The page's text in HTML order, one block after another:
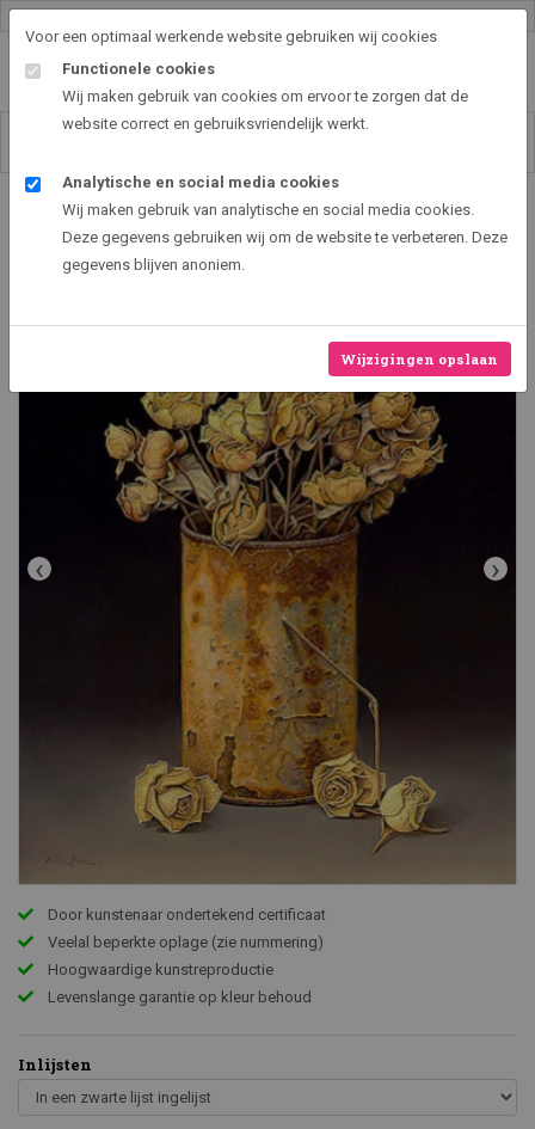
Voor een optimaal werkende website gebruiken wij cookies
Functionele cookies
Wij maken gebruik van cookies om ervoor te zorgen dat de
website correct en gebruiksvriendelijk werkt.
Analytische en social media cookies
Wij maken gebruik van analytische en social media cookies.
Deze gegevens gebruiken wij om de website te verbeteren. Deze
gegevens blijven anoniem.
Wijzigingen opslaan
Art2EXPO GallerySHOP - de leukste kunst cadeau ideeën
Blikje met gedroogde roosjes
‹ ›
Door kunstenaar ondertekend certificaat
Veelal beperkte oplage (zie nummering)
Hoogwaardige kunstreproductie
Levenslange garantie op kleur behoud
Inlijsten